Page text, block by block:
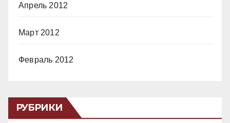
Апрель 2012
Март 2012
Февраль 2012
РУБРИКИ